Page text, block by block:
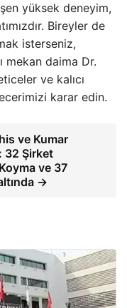
yüksek deneyim,
Bireyler de
isterseniz,
mekan daima Dr.
ve kalıcı
karar edin.
ve Kumar
32 Şirket
ve 37
→